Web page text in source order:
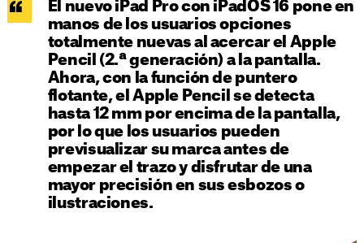
El nuevo iPad Pro con iPadOS 16 pone en
manos de los usuarios opciones
totalmente nuevas al acercar el Apple
Pencil (2.ª generación) a la pantalla.
Ahora, con la función de puntero
flotante, el Apple Pencil se detecta
hasta 12 mm por encima de la pantalla,
por lo que los usuarios pueden
previsualizar su marca antes de
empezar el trazo y disfrutar de una
mayor precisión en sus esbozos o
ilustraciones.